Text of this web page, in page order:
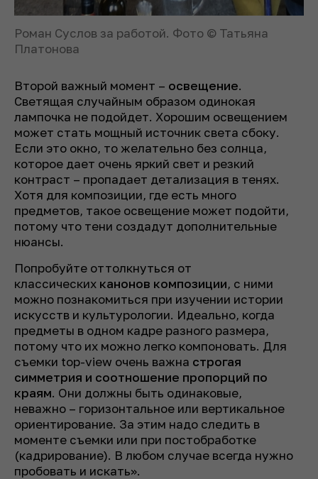
Роман Суслов за работой. Фото © Татьяна
Платонова
Второй важный момент – освещение.
Светящая случайным образом одинокая
лампочка не подойдет. Хорошим освещением
может стать мощный источник света сбоку.
Если это окно, то желательно без солнца,
которое дает очень яркий свет и резкий
контраст – пропадает детализация в тенях.
Хотя для композиции, где есть много
предметов, такое освещение может подойти,
потому что тени создадут дополнительные
нюансы.
Попробуйте оттолкнуться от
классических канонов композиции, с ними
можно познакомиться при изучении истории
искусств и культурологии. Идеально, когда
предметы в одном кадре разного размера,
потому что их можно легко компоновать. Для
съемки top-view очень важна строгая
симметрия и соотношение пропорций по
краям. Они должны быть одинаковые,
неважно – горизонтальное или вертикальное
ориентирование. За этим надо следить в
моменте съемки или при постобработке
(кадрирование). В любом случае всегда нужно
пробовать и искать».